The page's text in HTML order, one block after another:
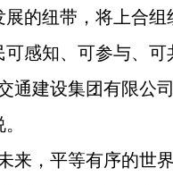
展的纽带，将上合组
可感知、可参与、可
通建设集团有限公
来，平等有序的世